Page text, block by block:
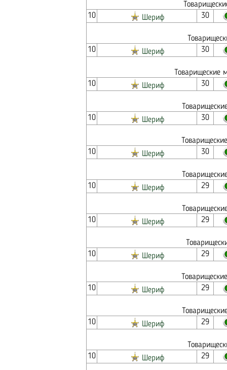
10
Шериф 30
10
Шериф 30
Товарищеские
10
Шериф 30
10
Шериф 30
10
Шериф 30
10
Шериф 29
10
Шериф 29
10
Шериф 29
10
Шериф 29
10
Шериф 29
10
Шериф 29